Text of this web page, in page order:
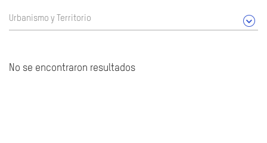
Urbanismo y Territorio
No se encontraron resultados